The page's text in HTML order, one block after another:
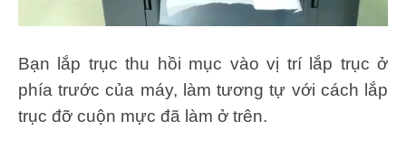
Bạn lắp trục thu hồi mục vào vị trí lắp trục ở
phía trước của máy, làm tương tự với cách lắp
trục đỡ cuộn mực đã làm ở trên.